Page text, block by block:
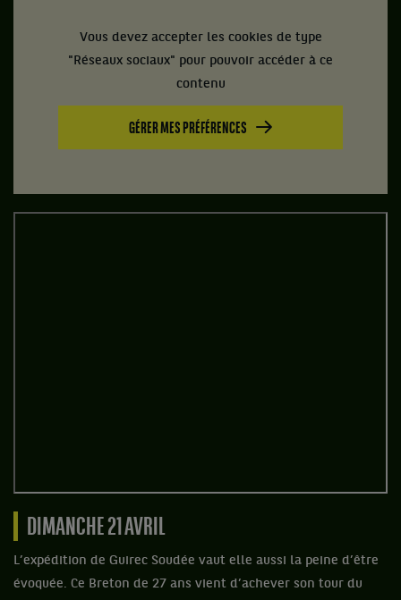
Vous devez accepter les cookies de type
"Réseaux sociaux" pour pouvoir accéder à ce
contenu
GÉRER MES PRÉFÉRENCES
DIMANCHE 21 AVRIL
L’expédition de Guirec Soudée vaut elle aussi la peine d’être
évoquée. Ce Breton de 27 ans vient d’achever son tour du